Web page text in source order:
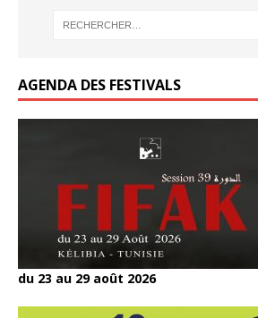
AGENDA DES FESTIVALS
du 23 au 29 août 2026